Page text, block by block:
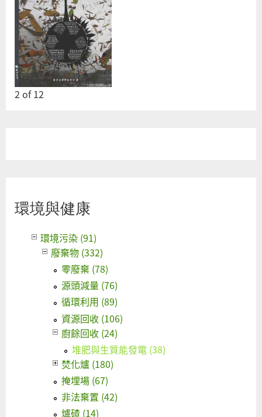
2 of12
環境與健康
環境污染 (91)
廢棄物 (332)
零廢棄 (78)
源頭減量 (76)
循環利用 (89)
資源回收 (106)
廚餘回收 (24)
堆肥與生質能發電 (38)
焚化爐 (180)
掩埋場 (67)
非法棄置 (42)
爐碴 (14)